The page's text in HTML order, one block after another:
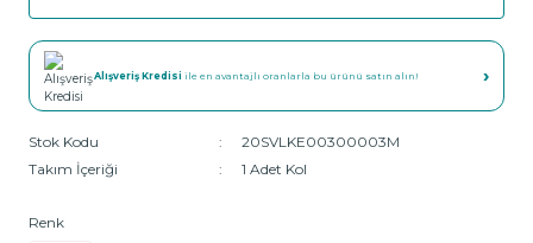
Alışveriş Kredisi ile en avantajlı oranlarla bu ürünü satın alın! ›
Stok Kodu
20SVLKE00300003M
Takım İçeriği
1 Adet Kol
Renk